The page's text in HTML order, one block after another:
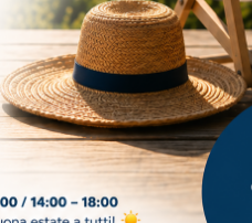
Italiano per Stranieri
Medical English
Tutti i corsi diSanità